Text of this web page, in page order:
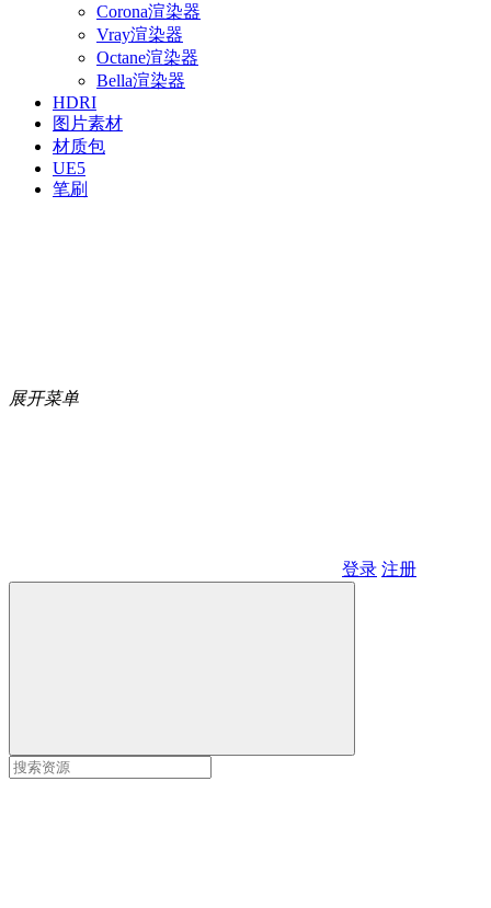
Corona渲染器
Vray渲染器
Octane渲染器
Bella渲染器
HDRI
图片素材
材质包
UE5
笔刷
展开菜单
登录 注册